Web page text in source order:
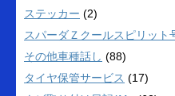
ステッカー (2)
スパーダＺクールスピリット
その他車種話し (88)
タイヤ保管サービス (17)